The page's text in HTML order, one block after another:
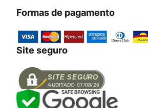
Formas de pagamento
Site seguro
SITE SEGURO
AUDITADO 07/08/26